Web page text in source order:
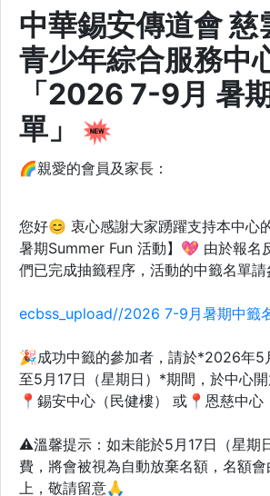
中華錫安傳道會 慈
青少年綜合服務中
「2026 7-9月 暑
單」
🌈親愛的會員及家長：
您好😊 衷心感謝大家踴躍支持本中心
暑期Summer Fun 活動】💖 由於報名
們已完成抽籤程序，活動的中籤名單請
ecbss_upload//2026 7-9月暑期中籤
🎉成功中籤的參加者，請於*2026年5
至5月17日（星期日）*期間，於中心
📍錫安中心（民健樓） 或📍恩慈中心
⚠️溫馨提示：如未能於5月17日（星期
費，將會被視為自動放棄名額，名額
上，敬請留意🙏